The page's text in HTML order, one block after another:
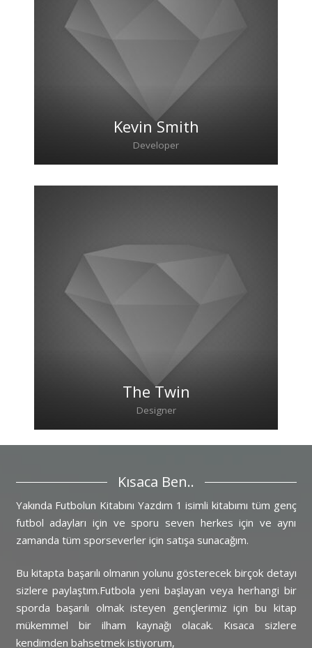
Lorem ipsum dolor sit amet, consectetur
adipiscing elit. Morbi sagittis, sem quis
lacinia faucibus, orci ipsum gravida tortor.
Kevin Smith
Developer
Lorem ipsum dolor sit amet, consectetur
adipiscing elit. Morbi sagittis, sem quis
lacinia faucibus, orci ipsum gravida tortor.
The Twin
Designer
Lorem ipsum dolor sit amet, consectetur
lacinia faucibus, orci ipsum gravida tortor.
Kısaca Ben..
Yakında Futbolun Kitabını Yazdım 1 isimli kitabımı tüm genç
futbol adayları için ve sporu seven herkes için ve aynı
zamanda tüm sporseverler için satışa sunacağım.
Bu kitapta başarılı olmanın yolunu gösterecek birçok detayı
sizlere paylaştım.Futbola yeni başlayan veya herhangi bir
sporda başarılı olmak isteyen gençlerimiz için bu kitap
mükemmel bir ilham kaynağı olacak. Kısaca sizlere
kendimden bahsetmek istiyorum,